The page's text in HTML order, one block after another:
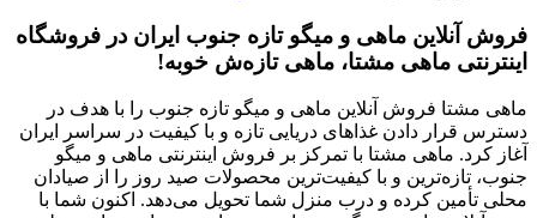
فروش آنلاین ماهی و میگو تازه جنوب ایران در فروشگاه
اینترنتی ماهی مشتا، ماهی تازه‌ش خوبه!
ماهی مشتا فروش آنلاین ماهی و میگو تازه جنوب را با هدف در
دسترس قرار دادن غذاهای دریایی تازه و با کیفیت در سراسر ایران
آغاز کرد. ماهی مشتا با تمرکز بر فروش اینترنتی ماهی و میگو
جنوب، تازه‌ترین و با کیفیت‌ترین محصولات صید روز را از صیادان
محلی تأمین کرده و درب منزل شما تحویل می‌دهد. اکنون شما با